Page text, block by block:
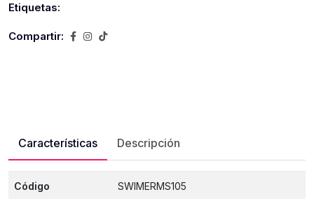
Etiquetas:
Compartir:
Características Descripción
Código SWIMERMS105